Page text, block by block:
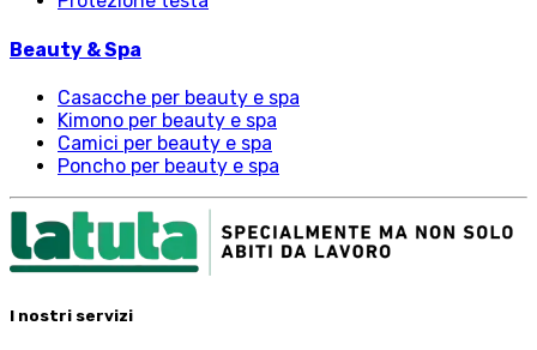
Beauty & Spa
Casacche per beauty e spa
Kimono per beauty e spa
Camici per beauty e spa
Poncho per beauty e spa
I nostri servizi